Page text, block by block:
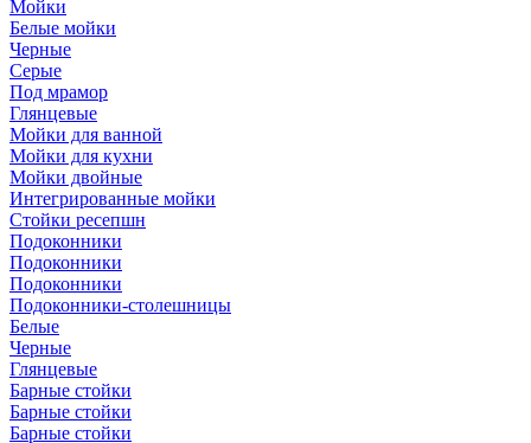
Мойки
Белые мойки
Черные
Серые
Под мрамор
Глянцевые
Мойки для ванной
Мойки для кухни
Мойки двойные
Интегрированные мойки
Стойки ресепшн
Подоконники
Подоконники
Подоконники
Подоконники-столешницы
Белые
Черные
Глянцевые
Барные стойки
Барные стойки
Барные стойки